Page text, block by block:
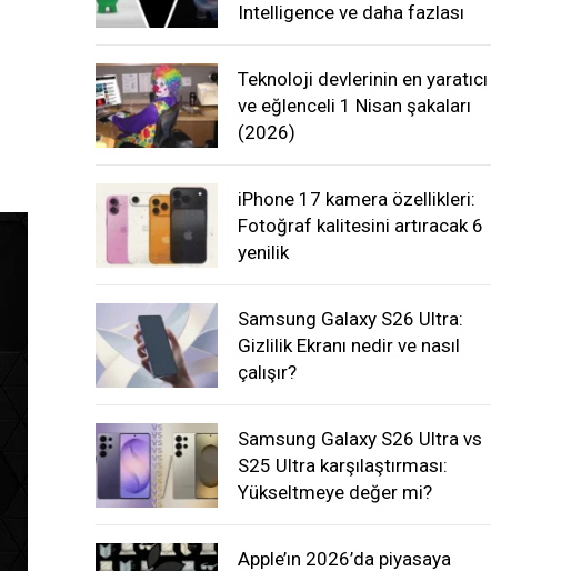
Intelligence ve daha fazlası
Teknoloji devlerinin en yaratıcı
ve eğlenceli 1 Nisan şakaları
(2026)
iPhone 17 kamera özellikleri:
Fotoğraf kalitesini artıracak 6
yenilik
Samsung Galaxy S26 Ultra:
Gizlilik Ekranı nedir ve nasıl
çalışır?
Samsung Galaxy S26 Ultra vs
S25 Ultra karşılaştırması:
Yükseltmeye değer mi?
Apple’ın 2026’da piyasaya